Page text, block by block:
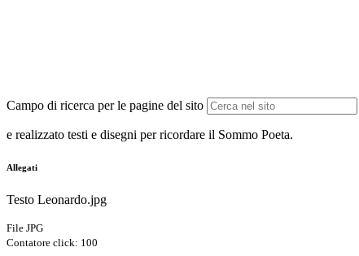
Campo di ricerca per le pagine del sito
e realizzato testi e disegni per ricordare il Sommo Poeta.
Allegati
Testo Leonardo.jpg
File JPG
Contatore click: 100